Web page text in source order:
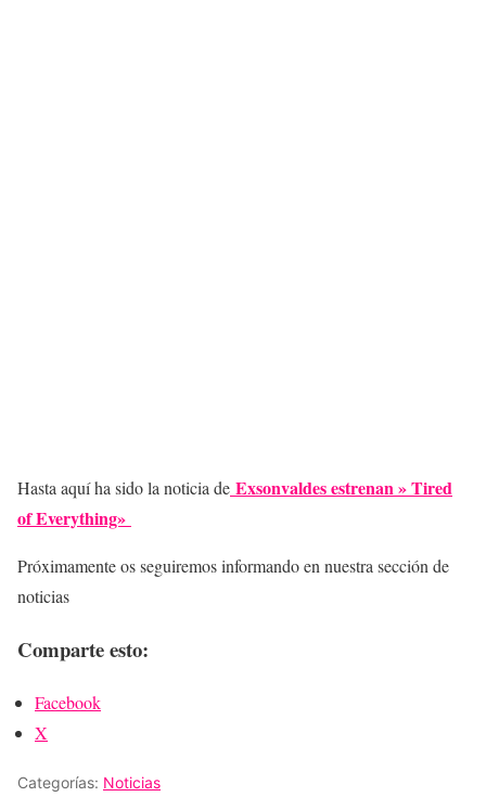
Hasta aquí ha sido la noticia de Exsonvaldes estrenan » Tired
of Everything»
Próximamente os seguiremos informando en nuestra sección de
noticias
Comparte esto:
Facebook
X
Categorías: Noticias